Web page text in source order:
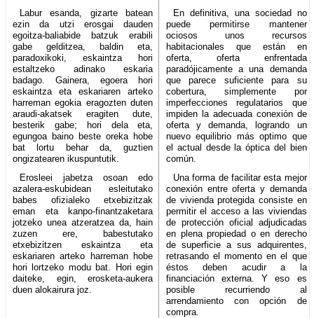
Labur esanda, gizarte batean
ezin da utzi erosgai dauden
egoitza-baliabide batzuk erabili
gabe gelditzea, baldin eta,
paradoxikoki, eskaintza hori
estaltzeko adinako eskaria
badago. Gainera, egoera hori
eskaintza eta eskariaren arteko
harreman egokia eragozten duten
araudi-akatsek eragiten dute,
besterik gabe; hori dela eta,
egungoa baino beste oreka hobe
bat lortu behar da, guztien
ongizatearen ikuspuntutik.
En definitiva, una sociedad no
puede permitirse mantener
ociosos unos recursos
habitacionales que están en
oferta, oferta enfrentada
paradójicamente a una demanda
que parece suficiente para su
cobertura, simplemente por
imperfecciones regulatarios que
impiden la adecuada conexión de
oferta y demanda, logrando un
nuevo equilibrio más optimo que
el actual desde la óptica del bien
común.
Erosleei jabetza osoan edo
azalera-eskubidean esleitutako
babes ofizialeko etxebizitzak
eman eta kanpo-finantzaketara
jotzeko unea atzeratzea da, hain
zuzen ere, babestutako
etxebizitzen eskaintza eta
eskariaren arteko harreman hobe
hori lortzeko modu bat. Hori egin
daiteke, egin, erosketa-aukera
duen alokairura joz.
Una forma de facilitar esta mejor
conexión entre oferta y demanda
de vivienda protegida consiste en
permitir el acceso a las viviendas
de protección oficial adjudicadas
en plena propiedad o en derecho
de superficie a sus adquirentes,
retrasando el momento en el que
éstos deben acudir a la
financiación externa. Y eso es
posible recurriendo al
arrendamiento con opción de
compra.